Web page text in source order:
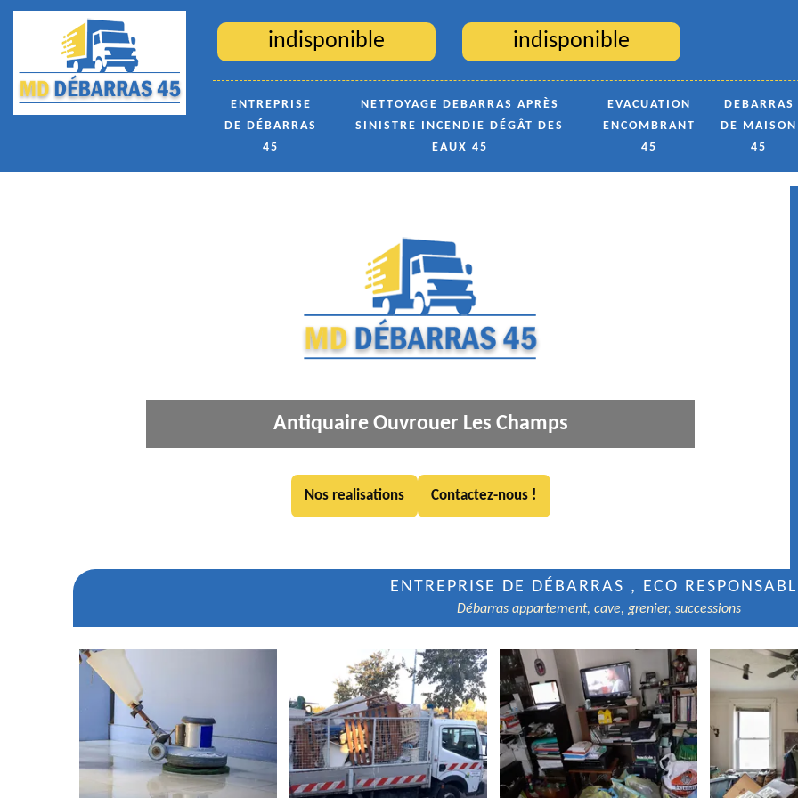
indisponible indisponible
ENTREPRISE
DE DÉBARRAS
45
NETTOYAGE DEBARRAS APRÈS
SINISTRE INCENDIE DÉGÂT DES
EAUX 45
EVACUATION
ENCOMBRANT
45
DEBARRAS
DE MAISON
45
Antiquaire Ouvrouer Les Champs
Nos realisations Contactez-nous !
ENTREPRISE DE DÉBARRAS , ECO
Débarras appartement, cave, grenier, successions